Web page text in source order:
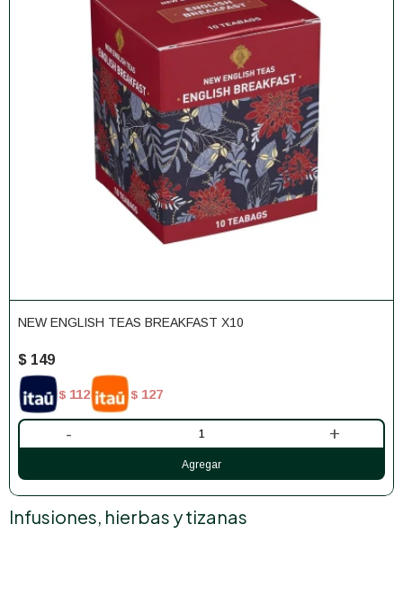
NEW ENGLISH TEAS BREAKFAST X10
$ 149
$ 112 $ 127
- +
Infusiones, hierbas y tizanas